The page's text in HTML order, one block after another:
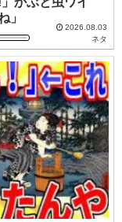
」
2026.08.03
ネタ